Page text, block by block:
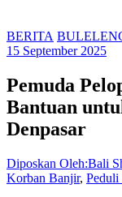
BERITA
15 September 2025
Pemuda
Bantuan
Denpasar
Diposkan Oleh:Bali
Korban Banjir, Peduli